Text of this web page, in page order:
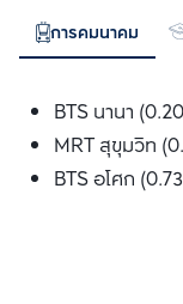
การคมนาคม
BTS นานา
MRT สุขุมวิท
BTS อโศก